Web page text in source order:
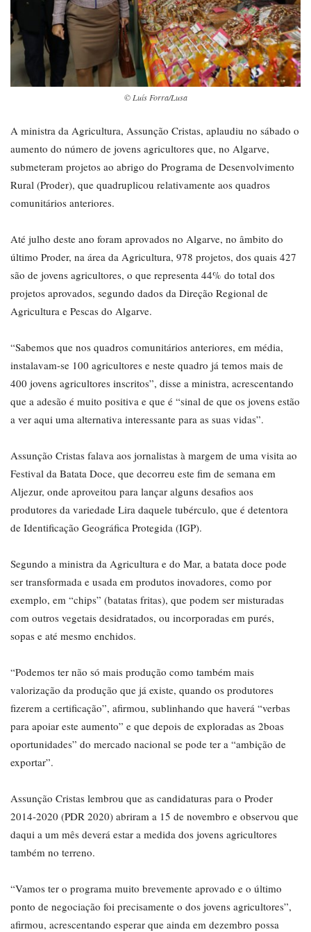
© Luís Forra/Lusa
A ministra da Agricultura, Assunção Cristas, aplaudiu no sábado o
aumento do número de jovens agricultores que, no Algarve,
submeteram projetos ao abrigo do Programa de Desenvolvimento
Rural (Proder), que quadruplicou relativamente aos quadros
comunitários anteriores.
Até julho deste ano foram aprovados no Algarve, no âmbito do
último Proder, na área da Agricultura, 978 projetos, dos quais 427
são de jovens agricultores, o que representa 44% do total dos
projetos aprovados, segundo dados da Direção Regional de
Agricultura e Pescas do Algarve.
“Sabemos que nos quadros comunitários anteriores, em média,
instalavam-se 100 agricultores e neste quadro já temos mais de
400 jovens agricultores inscritos”, disse a ministra, acrescentando
que a adesão é muito positiva e que é “sinal de que os jovens estão
a ver aqui uma alternativa interessante para as suas vidas”.
Assunção Cristas falava aos jornalistas à margem de uma visita ao
Festival da Batata Doce, que decorreu este fim de semana em
Aljezur, onde aproveitou para lançar alguns desafios aos
produtores da variedade Lira daquele tubérculo, que é detentora
de Identificação Geográfica Protegida (IGP).
Segundo a ministra da Agricultura e do Mar, a batata doce pode
ser transformada e usada em produtos inovadores, como por
exemplo, em “chips” (batatas fritas), que podem ser misturadas
com outros vegetais desidratados, ou incorporadas em purés,
sopas e até mesmo enchidos.
“Podemos ter não só mais produção como também mais
valorização da produção que já existe, quando os produtores
fizerem a certificação”, afirmou, sublinhando que haverá “verbas
para apoiar este aumento” e que depois de exploradas as 2boas
oportunidades” do mercado nacional se pode ter a “ambição de
exportar”.
Assunção Cristas lembrou que as candidaturas para o Proder
2014-2020 (PDR 2020) abriram a 15 de novembro e observou que
daqui a um mês deverá estar a medida dos jovens agricultores
também no terreno.
“Vamos ter o programa muito brevemente aprovado e o último
ponto de negociação foi precisamente o dos jovens agricultores”,
afirmou, acrescentando esperar que ainda em dezembro possa